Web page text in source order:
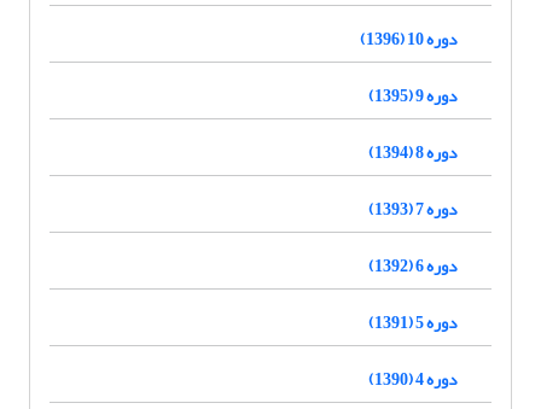
دوره 10 (1396)
دوره 9 (1395)
دوره 8 (1394)
دوره 7 (1393)
دوره 6 (1392)
دوره 5 (1391)
دوره 4 (1390)